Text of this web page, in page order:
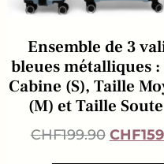
Ensemble de 3
bleues métalliques
Cabine (S), Taille
(M) et Taille
CHF199.90 CHF